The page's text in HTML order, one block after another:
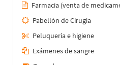
Farmacia (venta de
Pabellón de Cirugía
Peluquería e higiene
Exámenes de sangre